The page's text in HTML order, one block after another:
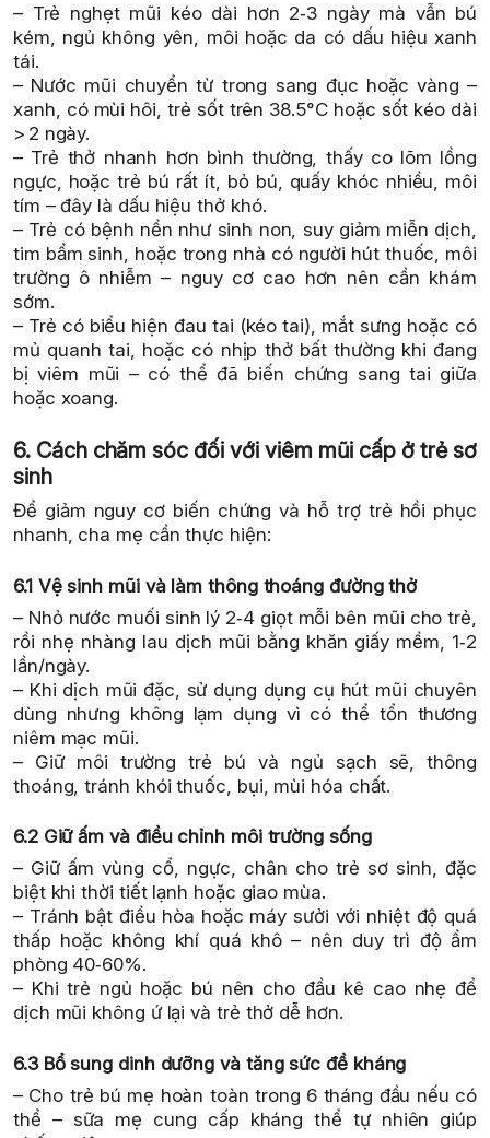
– Trẻ nghẹt mũi kéo dài hơn 2‑3 ngày mà vẫn bú
kém, ngủ không yên, môi hoặc da có dấu hiệu xanh
tái.
– Nước mũi chuyển từ trong sang đục hoặc vàng –
xanh, có mùi hôi, trẻ sốt trên 38.5°C hoặc sốt kéo dài
> 2 ngày.
– Trẻ thở nhanh hơn bình thường, thấy co lõm lồng
ngực, hoặc trẻ bú rất ít, bỏ bú, quấy khóc nhiều, môi
tím – đây là dấu hiệu thở khó.
– Trẻ có bệnh nền như sinh non, suy giảm miễn dịch,
tim bẩm sinh, hoặc trong nhà có người hút thuốc, môi
trường ô nhiễm – nguy cơ cao hơn nên cần khám
sớm.
– Trẻ có biểu hiện đau tai (kéo tai), mắt sưng hoặc có
mủ quanh tai, hoặc có nhịp thở bất thường khi đang
bị viêm mũi – có thể đã biến chứng sang tai giữa
hoặc xoang.
6. Cách chăm sóc đối với viêm mũi cấp ở trẻ sơ
sinh
Để giảm nguy cơ biến chứng và hỗ trợ trẻ hồi phục
nhanh, cha mẹ cần thực hiện:
6.1 Vệ sinh mũi và làm thông thoáng đường thở
– Nhỏ nước muối sinh lý 2‑4 giọt mỗi bên mũi cho trẻ,
rồi nhẹ nhàng lau dịch mũi bằng khăn giấy mềm, 1‑2
lần/ngày.
– Khi dịch mũi đặc, sử dụng dụng cụ hút mũi chuyên
dùng nhưng không lạm dụng vì có thể tổn thương
niêm mạc mũi.
– Giữ môi trường trẻ bú và ngủ sạch sẽ, thông
thoáng, tránh khói thuốc, bụi, mùi hóa chất.
6.2 Giữ ấm và điều chỉnh môi trường sống
– Giữ ấm vùng cổ, ngực, chân cho trẻ sơ sinh, đặc
biệt khi thời tiết lạnh hoặc giao mùa.
– Tránh bật điều hòa hoặc máy sưởi với nhiệt độ quá
thấp hoặc không khí quá khô – nên duy trì độ ẩm
phòng 40‑60%.
– Khi trẻ ngủ hoặc bú nên cho đầu kê cao nhẹ để
dịch mũi không ứ lại và trẻ thở dễ hơn.
6.3 Bổ sung dinh dưỡng và tăng sức đề kháng
– Cho trẻ bú mẹ hoàn toàn trong 6 tháng đầu nếu có
thể – sữa mẹ cung cấp kháng thể tự nhiên giúp